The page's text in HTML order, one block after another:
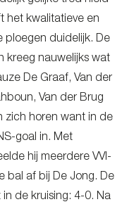
het kwalitatieve en
ploegen duidelijk. De
kreeg nauwelijks wat
De Graaf, Van der
Van der Brug
zich horen want in de
goal in. Met
hij meerdere VVI-
bal af bij De Jong. De
de kruising: 4-0. Na